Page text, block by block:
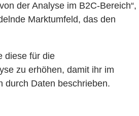
der Analyse im B2C-Bereich“,
Marktumfeld, das den
diese für die
zu erhöhen, damit ihr im
durch Daten beschrieben.